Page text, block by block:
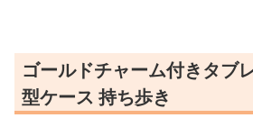
ゴールドチャーム付きタブ
型ケース 持ち歩き